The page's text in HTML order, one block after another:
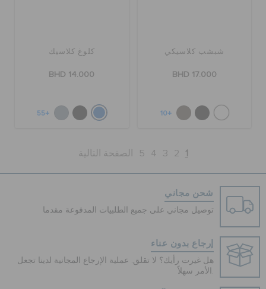
شبشب كلاسيكي
BHD 17.000
+10
كلوغ كلاسيك
BHD 14.000
+55
1
2
3
4
5 الصفحة التالية
شحن مجاني
توصيل مجاني على جميع الطلبيات المدفوعة مقدما
إرجاع بدون عناء
هل غيرت رأيك؟ لا تقلق. عملية الإرجاع المجانية لدينا تجعل
الأمر سهلاً.